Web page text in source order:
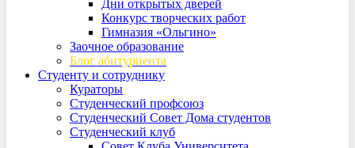
Дни открытых дверей
Конкурс творческих работ
Гимназия «Ольгино»
Заочное образование
Блог абитуриента
Студенту и сотруднику
Кураторы
Студенческий профсоюз
Студенческий Совет Дома студентов
Студенческий клуб